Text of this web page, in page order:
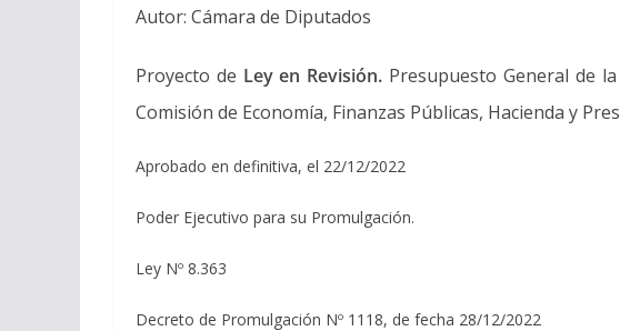
Autor: Cámara de Diputados
Proyecto de Ley en Revisión. Presupuesto General de
Comisión de Economía, Finanzas Públicas, Hacienda y
Aprobado en definitiva, el 22/12/2022
Poder Ejecutivo para su Promulgación.
Ley Nº 8.363
Decreto de Promulgación Nº 1118, de fecha 28/12/2022